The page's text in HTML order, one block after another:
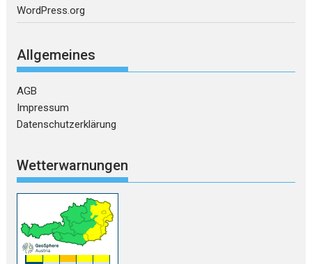
WordPress.org
Allgemeines
AGB
Impressum
Datenschutzerklärung
Wetterwarnungen